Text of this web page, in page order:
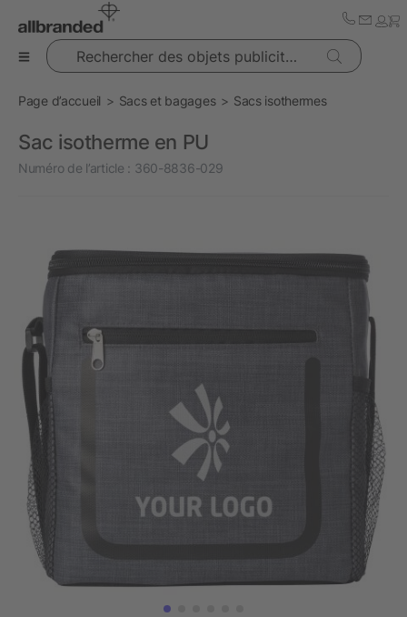
Rechercher des objets publicitaires
Page d’accueil Sacs et bagages Sacs isothermes
Sac isotherme en PU
Numéro de l’article : 360-8836-029